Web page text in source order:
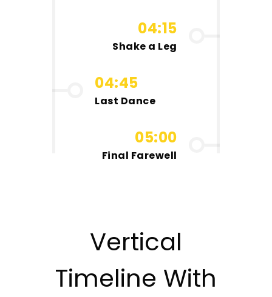
04:15
Shake a Leg
04:45
Last Dance
05:00
Final Farewell
Vertical
Timeline With